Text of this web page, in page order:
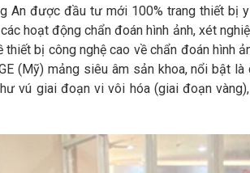
An được đầu tư mới 100% trang thiết bị
hoạt động chẩn đoán hình ảnh, xét
bị công nghệ cao về chẩn đoán hình
(Mỹ) mảng siêu âm sản khoa, nổi bật
vú giai đoạn vi vôi hóa (giai đoạn